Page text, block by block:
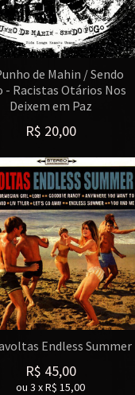
de Mahin / Sendo
- Racistas Otários Nos
Deixem em Paz
R$ 20,00
Endless Summer
R$ 45,00
ou 3 xR$ 15,00